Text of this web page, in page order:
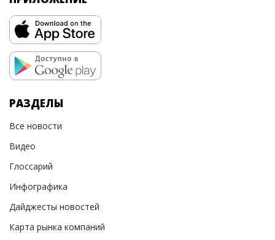
РАЗДЕЛЫ
Все новости
Видео
Глоссарий
Инфографика
Дайджесты новостей
Карта рынка компаний